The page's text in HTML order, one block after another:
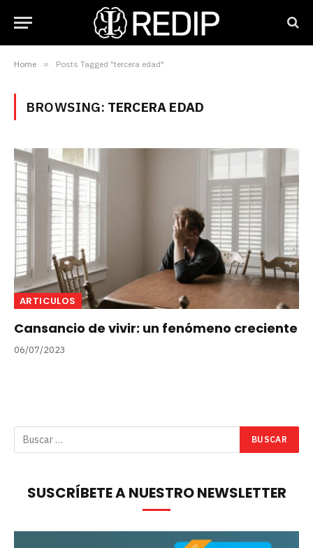
Home » Posts Tagged "tercera edad"
BROWSING: TERCERA EDAD
ARTICULOS
Cansancio de vivir: un fenómeno creciente
06/07/2023
SUSCRÍBETE A NUESTRO NEWSLETTER